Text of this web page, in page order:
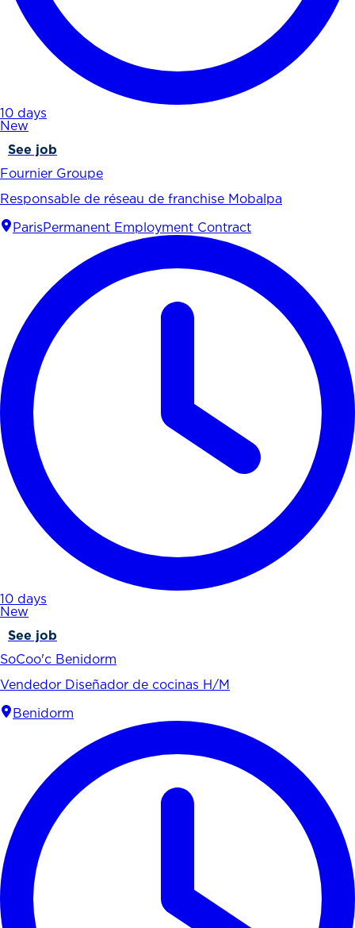
10 days
New
See job
Fournier Groupe
Responsable de réseau de franchise Mobalpa
Paris Permanent Employment Contract
10 days
New
See job
SoCoo'c Benidorm
Vendedor Diseñador de cocinas H/M
Benidorm